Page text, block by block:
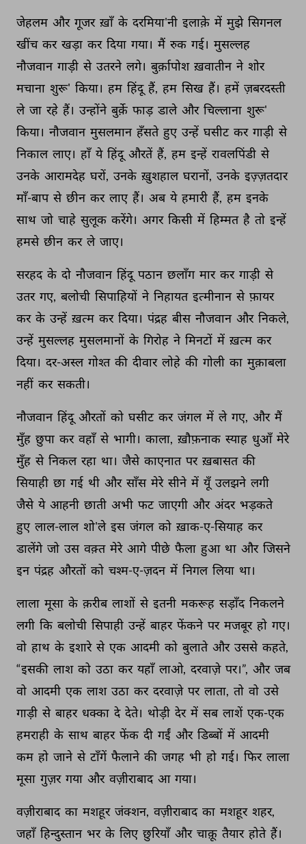
जेहलम और गूजर ख़ाँ के दरमिया'नी इलाक़े में मुझे सिगनल
खींच कर खड़ा कर दिया गया। मैं रुक गई। मुसल्लह
नौजवान गाड़ी से उतरने लगे। बुर्क़ापोश ख़वातीन ने शोर
मचाना शुरू' किया। हम हिंदू हैं, हम सिख हैं। हमें ज़बरदस्ती
ले जा रहे हैं। उन्होंने बुर्क़े फाड़ डाले और चिल्लाना शुरू'
किया। नौजवान मुसलमान हँसते हुए उन्हें घसीट कर गाड़ी से
निकाल लाए। हाँ ये हिंदू औरतें हैं, हम इन्हें रावलपिंडी से
उनके आरामदेह घरों, उनके ख़ुशहाल घरानों, उनके इज़्ज़तदार
माँ-बाप से छीन कर लाए हैं। अब ये हमारी हैं, हम इनके
साथ जो चाहे सुलूक करेंगे। अगर किसी में हिम्मत है तो इन्हें
हमसे छीन कर ले जाए।
सरहद के दो नौजवान हिंदू पठान छलाँग मार कर गाड़ी से
उतर गए, बलोची सिपाहियों ने निहायत इत्मीनान से फ़ायर
कर के उन्हें ख़त्म कर दिया। पंद्रह बीस नौजवान और निकले,
उन्हें मुसल्लह मुसलमानों के गिरोह ने मिनटों में ख़त्म कर
दिया। दर-अस्ल गोश्त की दीवार लोहे की गोली का मुक़ाबला
नहीं कर सकती।
नौजवान हिंदू औरतों को घसीट कर जंगल में ले गए, और मैं
मुँह छुपा कर वहाँ से भागी। काला, ख़ौफ़नाक स्याह धुआँ मेरे
मुँह से निकल रहा था। जैसे काएनात पर ख़बासत की
सियाही छा गई थी और साँस मेरे सीने में यूँ उलझने लगी
जैसे ये आहनी छाती अभी फट जाएगी और अंदर भड़कते
हुए लाल-लाल शो'ले इस जंगल को ख़ाक-ए-सियाह कर
डालेंगे जो उस वक़्त मेरे आगे पीछे फैला हुआ था और जिसने
इन पंद्रह औरतों को चश्म-ए-ज़दन में निगल लिया था।
लाला मूसा के क़रीब लाशों से इतनी मकरूह सड़ाँद निकलने
लगी कि बलोची सिपाही उन्हें बाहर फेंकने पर मजबूर हो गए।
वो हाथ के इशारे से एक आदमी को बुलाते और उससे कहते,
“इसकी लाश को उठा कर यहाँ लाओ, दरवाज़े पर।”, और जब
वो आदमी एक लाश उठा कर दरवाज़े पर लाता, तो वो उसे
गाड़ी से बाहर धक्का दे देते। थोड़ी देर में सब लाशें एक-एक
हमराही के साथ बाहर फेंक दी गईं और डिब्बों में आदमी
कम हो जाने से टाँगें फैलाने की जगह भी हो गई। फिर लाला
मूसा गुज़र गया और वज़ीराबाद आ गया।
वज़ीराबाद का मशहूर जंक्शन, वज़ीराबाद का मशहूर शहर,
जहाँ हिन्दुस्तान भर के लिए छुरियाँ और चाक़ू तैयार होते हैं।